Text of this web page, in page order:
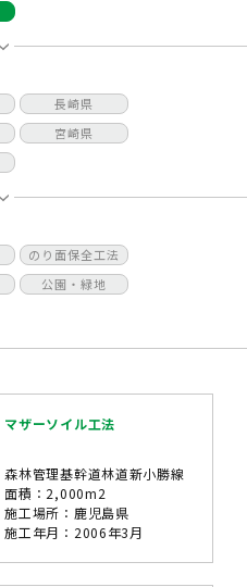
長崎県
宮崎県
のり面保全工法
公園・緑地
マザーソイル工法
森林管理基幹道林道新小勝線
面積：2,000m2
施工場所：鹿児島県
施工年月：2006年3月